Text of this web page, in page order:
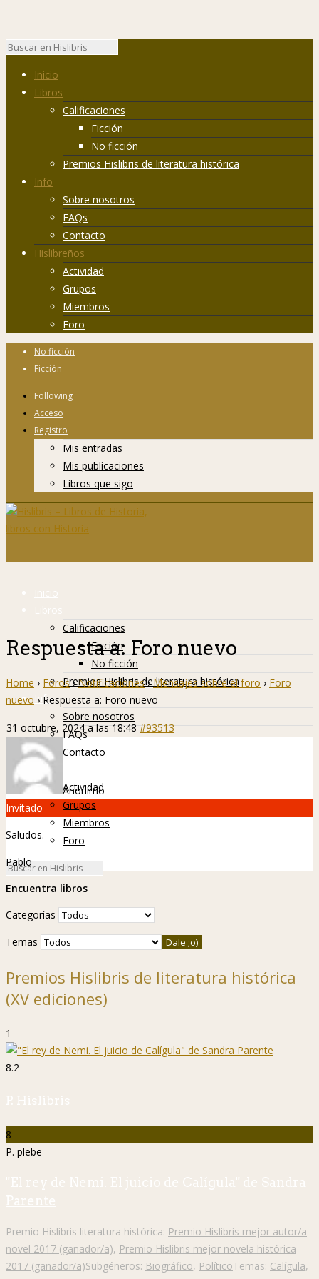
Inicio
Libros
Calificaciones
Ficción
No ficción
Premios Hislibris de literatura histórica
Info
Sobre nosotros
FAQs
Contacto
Hislibreños
Actividad
Grupos
Miembros
Foro
No ficción
Ficción
Following
Acceso
Registro
Mis entradas
Mis publicaciones
Libros que sigo
Inicio
Libros
Calificaciones
Ficción
No ficción
Premios Hislibris de literatura histórica
Info
Sobre nosotros
FAQs
Contacto
Hislibreños
Actividad
Grupos
Miembros
Foro
Respuesta a: Foro nuevo
Home › Foros › Notificaciones › Mensajes sobre el foro › Foro
nuevo › Respuesta a: Foro nuevo
31 octubre, 2024 a las 18:48 #93513
Anónimo
Invitado
Saludos.
Pablo
Encuentra libros
Categorías
Temas
Premios Hislibris de literatura histórica
(XV ediciones)
1
8.2
P. Hislibris
8
P. plebe
"El rey de Nemi. El juicio de Calígula" de Sandra
Parente
Premio Hislibris literatura histórica: Premio Hislibris mejor autor/a
novel 2017 (ganador/a), Premio Hislibris mejor novela histórica
2017 (ganador/a)Subgéneros: Biográfico, PolíticoTemas: Calígula,